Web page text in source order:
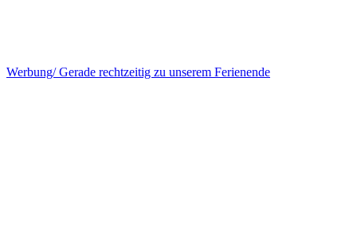
Werbung/ Gerade rechtzeitig zu unserem Ferienende